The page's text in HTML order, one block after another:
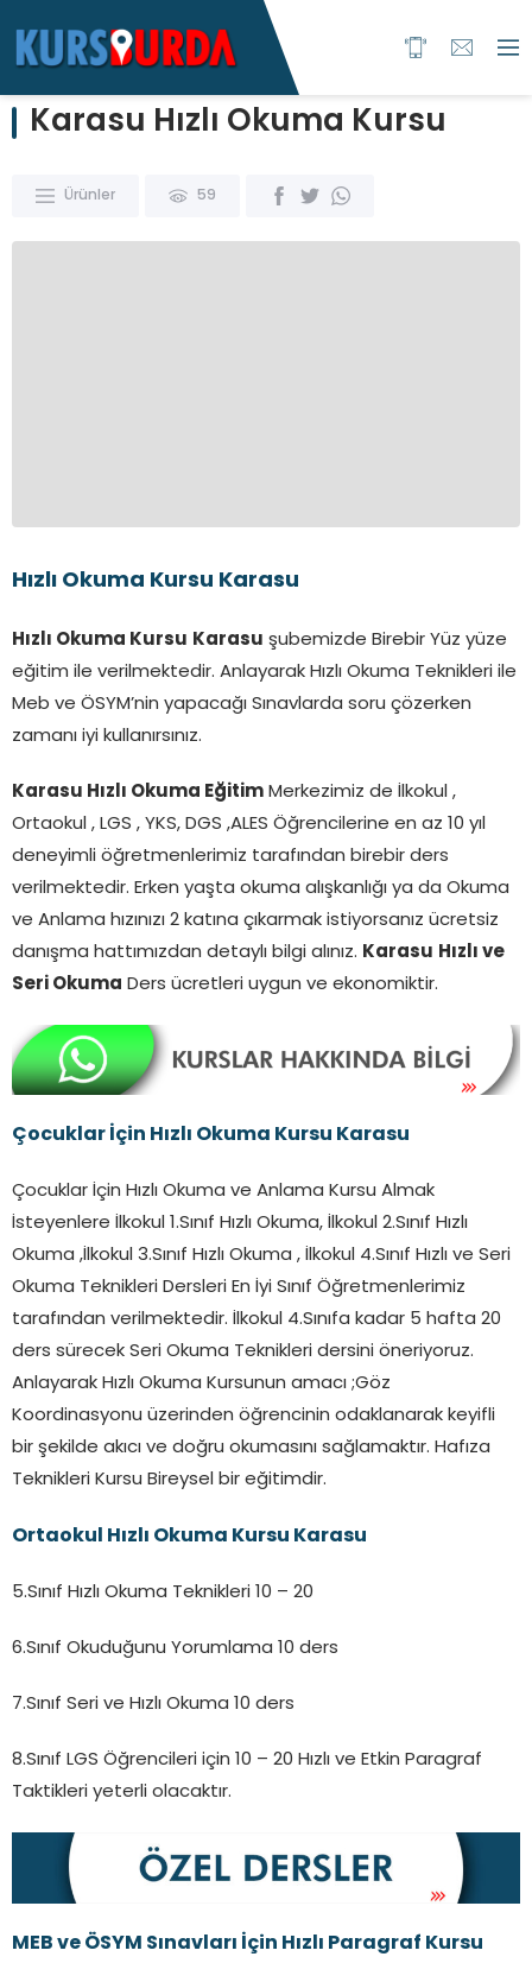
Karasu Hızlı Okuma Kursu
Ürünler 59
Hızlı Okuma Kursu Karasu
Hızlı Okuma Kursu Karasu şubemizde Birebir Yüz yüze
eğitim ile verilmektedir. Anlayarak Hızlı Okuma Teknikleri ile
Meb ve ÖSYM’nin yapacağı Sınavlarda soru çözerken
zamanı iyi kullanırsınız.
Karasu Hızlı Okuma Eğitim Merkezimiz de İlkokul ,
Ortaokul , LGS , YKS, DGS ,ALES Öğrencilerine en az 10 yıl
deneyimli öğretmenlerimiz tarafından birebir ders
verilmektedir. Erken yaşta okuma alışkanlığı ya da Okuma
ve Anlama hızınızı 2 katına çıkarmak istiyorsanız ücretsiz
danışma hattımızdan detaylı bilgi alınız. Karasu
Hızlı ve
Seri Okuma Ders ücretleri uygun ve ekonomiktir.
Çocuklar İçin Hızlı Okuma Kursu Karasu
Çocuklar İçin Hızlı Okuma ve Anlama Kursu Almak
İsteyenlere İlkokul 1.Sınıf Hızlı Okuma, İlkokul 2.Sınıf Hızlı
Okuma ,İlkokul 3.Sınıf Hızlı Okuma , İlkokul 4.Sınıf Hızlı ve Seri
Okuma Teknikleri Dersleri En İyi Sınıf Öğretmenlerimiz
tarafından verilmektedir. İlkokul 4.Sınıfa kadar 5 hafta 20
ders sürecek Seri Okuma Teknikleri dersini öneriyoruz.
Anlayarak Hızlı Okuma Kursunun amacı ;Göz
Koordinasyonu üzerinden öğrencinin odaklanarak keyifli
bir şekilde akıcı ve doğru okumasını sağlamaktır. Hafıza
Teknikleri Kursu Bireysel bir eğitimdir.
Ortaokul Hızlı Okuma Kursu Karasu
5.Sınıf Hızlı Okuma Teknikleri 10 – 20
6.Sınıf Okuduğunu Yorumlama 10 ders
7.Sınıf Seri ve Hızlı Okuma 10 ders
8.Sınıf LGS Öğrencileri için 10 – 20 Hızlı ve Etkin Paragraf
Taktikleri yeterli olacaktır.
MEB ve ÖSYM Sınavları İçin Hızlı Paragraf Kursu